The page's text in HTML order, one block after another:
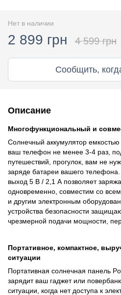
Нет в наличии
2 899 грн 4 599 грн
Сообщить,
Описание
Многофункциональный и
Солнечный аккумулятор
ваш телефон не менее 3-4 раз,
путешествий, прогулок, вам не
заряде батареи вашего
выход 5 В / 2,1 А позволяет
одновременно, совместим со
и другим электронным
устройства безопасности
чрезмерной подачи мощности,
Портативное, компактное,
ситуации
Портативная солнечная панель
зарядит ваш гаджет или
ситуации, когда нет доступа к